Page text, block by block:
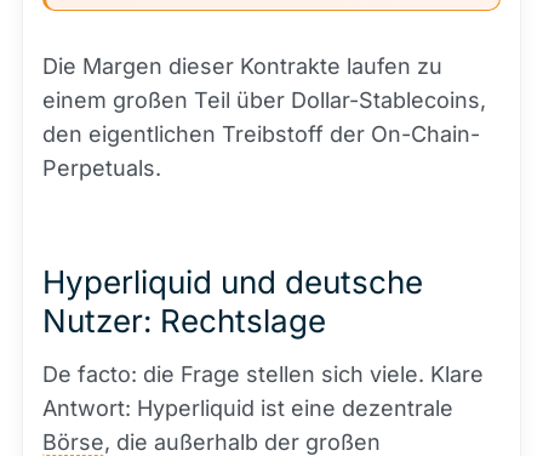
Die Margen dieser Kontrakte laufen zu
einem großen Teil über Dollar-Stablecoins,
den eigentlichen Treibstoff der On-Chain-
Perpetuals.
Hyperliquid und deutsche
Nutzer: Rechtslage
De facto: die Frage stellen sich viele. Klare
Antwort: Hyperliquid ist eine dezentrale
Börse, die außerhalb der großen